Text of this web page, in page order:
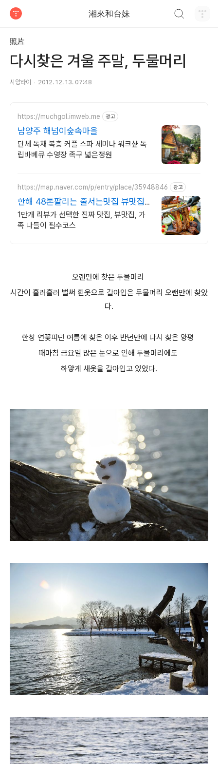
湘來和台妹
照片
다시찾은 겨울 주말, 두물머리
시앙라이 2012. 12. 13. 07:48
https://muchgol.imweb.me 광고
남양주 해넘이숲속마을
단체 독채 복층 커플 스파 세미나 워크샾 독
립바베큐 수영장 족구 넓은정원
https://map.naver.com/p/entry/place/35948846 광고
한해 48톤팔리는 줄서는맛집 뷰맛집
대디스바베큐
1만개 리뷰가 선택한 진짜 맛집, 뷰맛집, 가
족 나들이 필수코스
오랜만에 찾은 두물머리
시간이 흘러흘러 벌써 흰옷으로 갈아입은 두물머리 오랜만에 찾았
다.
한창 연꽃피던 여름에 찾은 이후 반년만에 다시 찾은 양평
때마침 금요일 많은 눈으로 인해 두물머리에도
하얗게 새옷을 갈아입고 있었다.